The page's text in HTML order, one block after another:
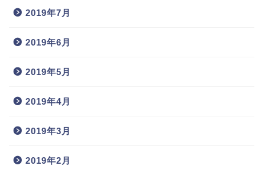
2019年7月
2019年6月
2019年5月
2019年4月
2019年3月
2019年2月